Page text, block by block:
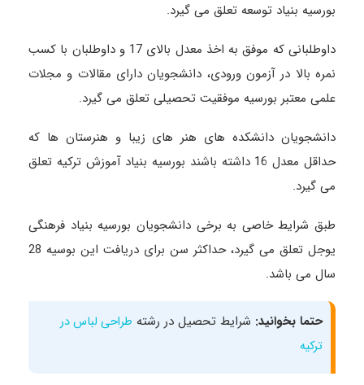
بورسیه بنیاد توسعه تعلق می گیرد.
داوطلبانی که موفق به اخذ معدل بالای 17 و داوطلبان با کسب
نمره بالا در آزمون ورودی، دانشجویان دارای مقالات و مجلات
علمی معتبر بورسیه موفقیت تحصیلی تعلق می گیرد.
دانشجویان دانشکده های هنر های زیبا و هنرستان ها که
حداقل معدل 16 داشته باشند بورسیه بنیاد آموزش ترکیه تعلق
می گیرد.
طبق شرایط خاصی به برخی دانشجویان بورسیه بنیاد فرهنگی
یوجل تعلق می گیرد، حداکثر سن برای دریافت این بوسیه 28
سال می باشد.
حتما بخوانید: شرایط تحصیل در رشته طراحی لباس در
ترکیه